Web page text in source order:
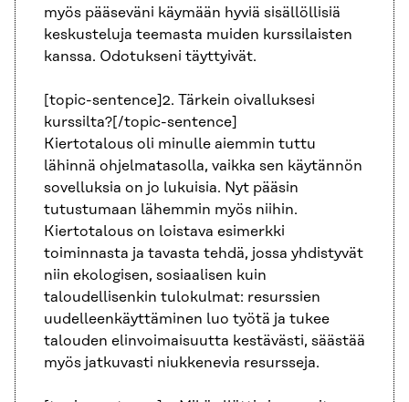
myös pääseväni käymään hyviä sisällöllisiä
keskusteluja teemasta muiden kurssilaisten
kanssa. Odotukseni täyttyivät.
[topic-sentence]2. Tärkein oivalluksesi
kurssilta?[/topic-sentence]
Kiertotalous oli minulle aiemmin tuttu
lähinnä ohjelmatasolla, vaikka sen käytännön
sovelluksia on jo lukuisia. Nyt pääsin
tutustumaan lähemmin myös niihin.
Kiertotalous on loistava esimerkki
toiminnasta ja tavasta tehdä, jossa yhdistyvät
niin ekologisen, sosiaalisen kuin
taloudellisenkin tulokulmat: resurssien
uudelleenkäyttäminen luo työtä ja tukee
talouden elinvoimaisuutta kestävästi, säästää
myös jatkuvasti niukkenevia resursseja.